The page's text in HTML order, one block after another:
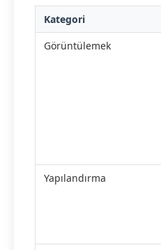
Kategori
Görüntülemek
Yapılandırma